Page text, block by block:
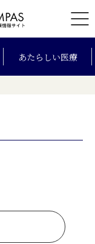
あたらしい医療